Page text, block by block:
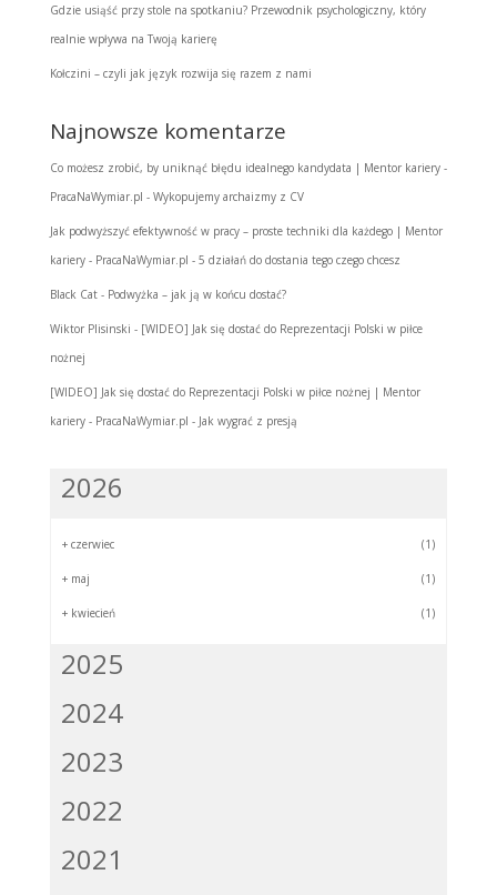
Gdzie usiąść przy stole na spotkaniu? Przewodnik psychologiczny, który
realnie wpływa na Twoją karierę
Kołczini – czyli jak język rozwija się razem z nami
Najnowsze komentarze
Co możesz zrobić, by uniknąć błędu idealnego kandydata | Mentor kariery -
PracaNaWymiar.pl - Wykopujemy archaizmy z CV
Jak podwyższyć efektywność w pracy – proste techniki dla każdego | Mentor
kariery - PracaNaWymiar.pl - 5 działań do dostania tego czego chcesz
Black Cat- Podwyżka – jak ją w końcu dostać?
Wiktor Plisinski - [WIDEO] Jak się dostać do Reprezentacji Polski w piłce
nożnej
[WIDEO] Jak się dostać do Reprezentacji Polski w piłce nożnej | Mentor
kariery - PracaNaWymiar.pl - Jak wygrać z presją
2026
+ czerwiec (1)
+ maj (1)
+ kwiecień (1)
2025
2024
2023
2022
2021